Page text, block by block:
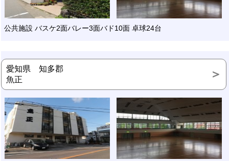
公共施設 バスケ2面バレー3面バド10面 卓球24台
愛知県 知多郡
魚正